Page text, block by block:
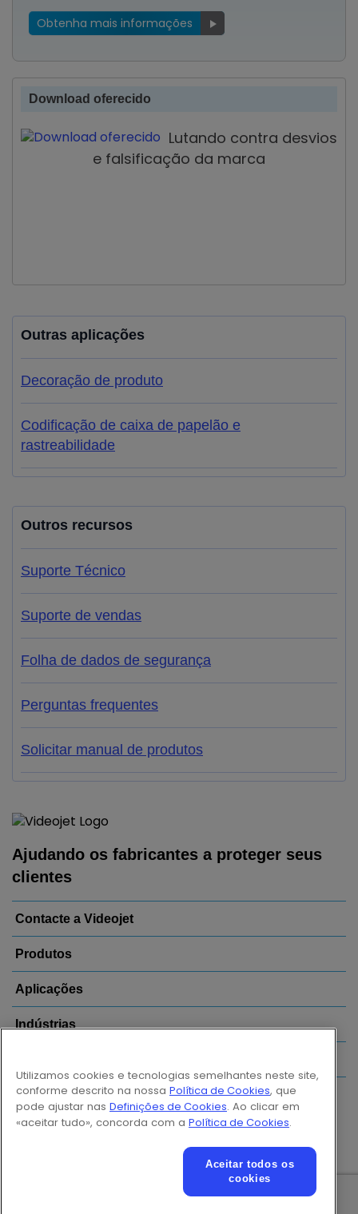
Obtenha mais informações
Download oferecido
Lutando contra desvios
e falsificação da marca
Outras aplicações
Decoração de produto
Codificação de caixa de papelão e
rastreabilidade
Outros recursos
Suporte Técnico
Suporte de vendas
Folha de dados de segurança
Perguntas frequentes
Solicitar manual de produtos
Ajudando os fabricantes a proteger seus
clientes
Contacte a Videojet
Produtos
Aplicações
Indústrias
Follow us on:
© 2026 Videojet Technologies Inc.
Política de cookies
Isenção de responsabilidade
Carreiras
Utilizamos cookies e tecnologias semelhantes neste site,
conforme descrito na nossa Política de Cookies, que
pode ajustar nas Definições de Cookies. Ao clicar em
«aceitar tudo», concorda com a Política de Cookies.
Aceitar todos os
cookies